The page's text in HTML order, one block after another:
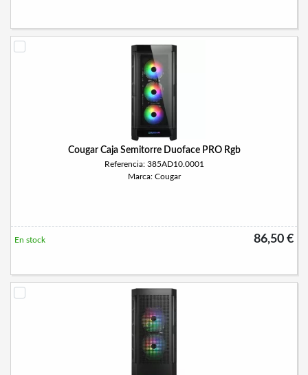
Cougar Caja Semitorre Duoface PRO Rgb
Referencia: 385AD10.0001
Marca: Cougar
86,50 €
En stock